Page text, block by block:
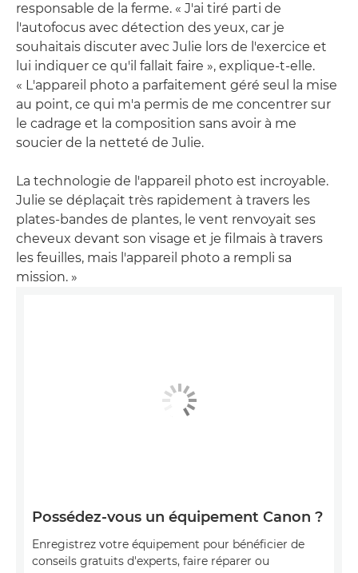
responsable de la ferme. « J'ai tiré parti de
l'autofocus avec détection des yeux, car je
souhaitais discuter avec Julie lors de l'exercice et
lui indiquer ce qu'il fallait faire », explique-t-elle.
« L'appareil photo a parfaitement géré seul la mise
au point, ce qui m'a permis de me concentrer sur
le cadrage et la composition sans avoir à me
soucier de la netteté de Julie.
La technologie de l'appareil photo est incroyable.
Julie se déplaçait très rapidement à travers les
plates-bandes de plantes, le vent renvoyait ses
cheveux devant son visage et je filmais à travers
les feuilles, mais l'appareil photo a rempli sa
mission. »
Possédez-vous un équipement Canon ?
Enregistrez votre équipement pour bénéficier de
conseils gratuits d'experts, faire réparer ou